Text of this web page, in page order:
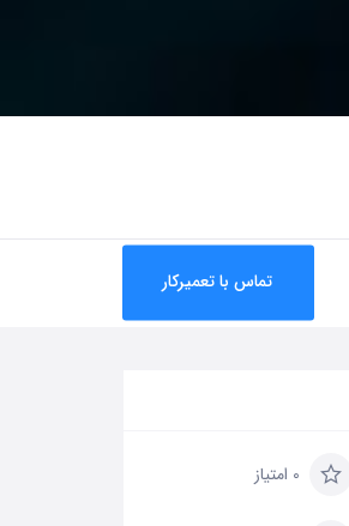
تماس با تعمیرکار
0 امتیاز